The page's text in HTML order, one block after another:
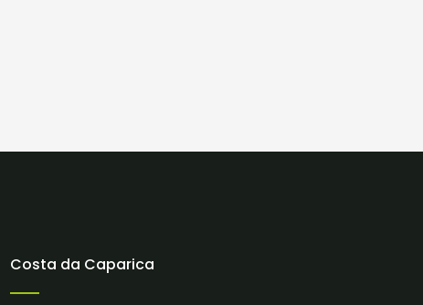
Costa da Caparica